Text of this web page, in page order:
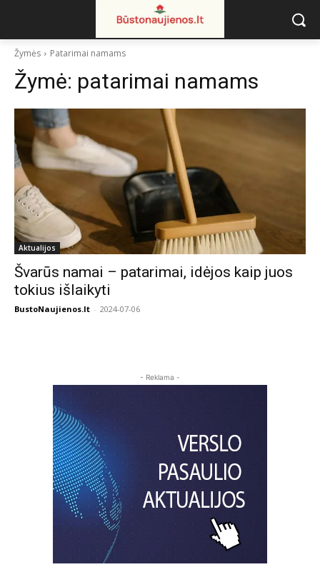
Žymės Patarimai namams
Žymė: patarimai namams
Aktualijos
Švarūs namai – patarimai, idėjos kaip juos
tokius išlaikyti
BustoNaujienos.lt - 2024-07-06
- Reklama -